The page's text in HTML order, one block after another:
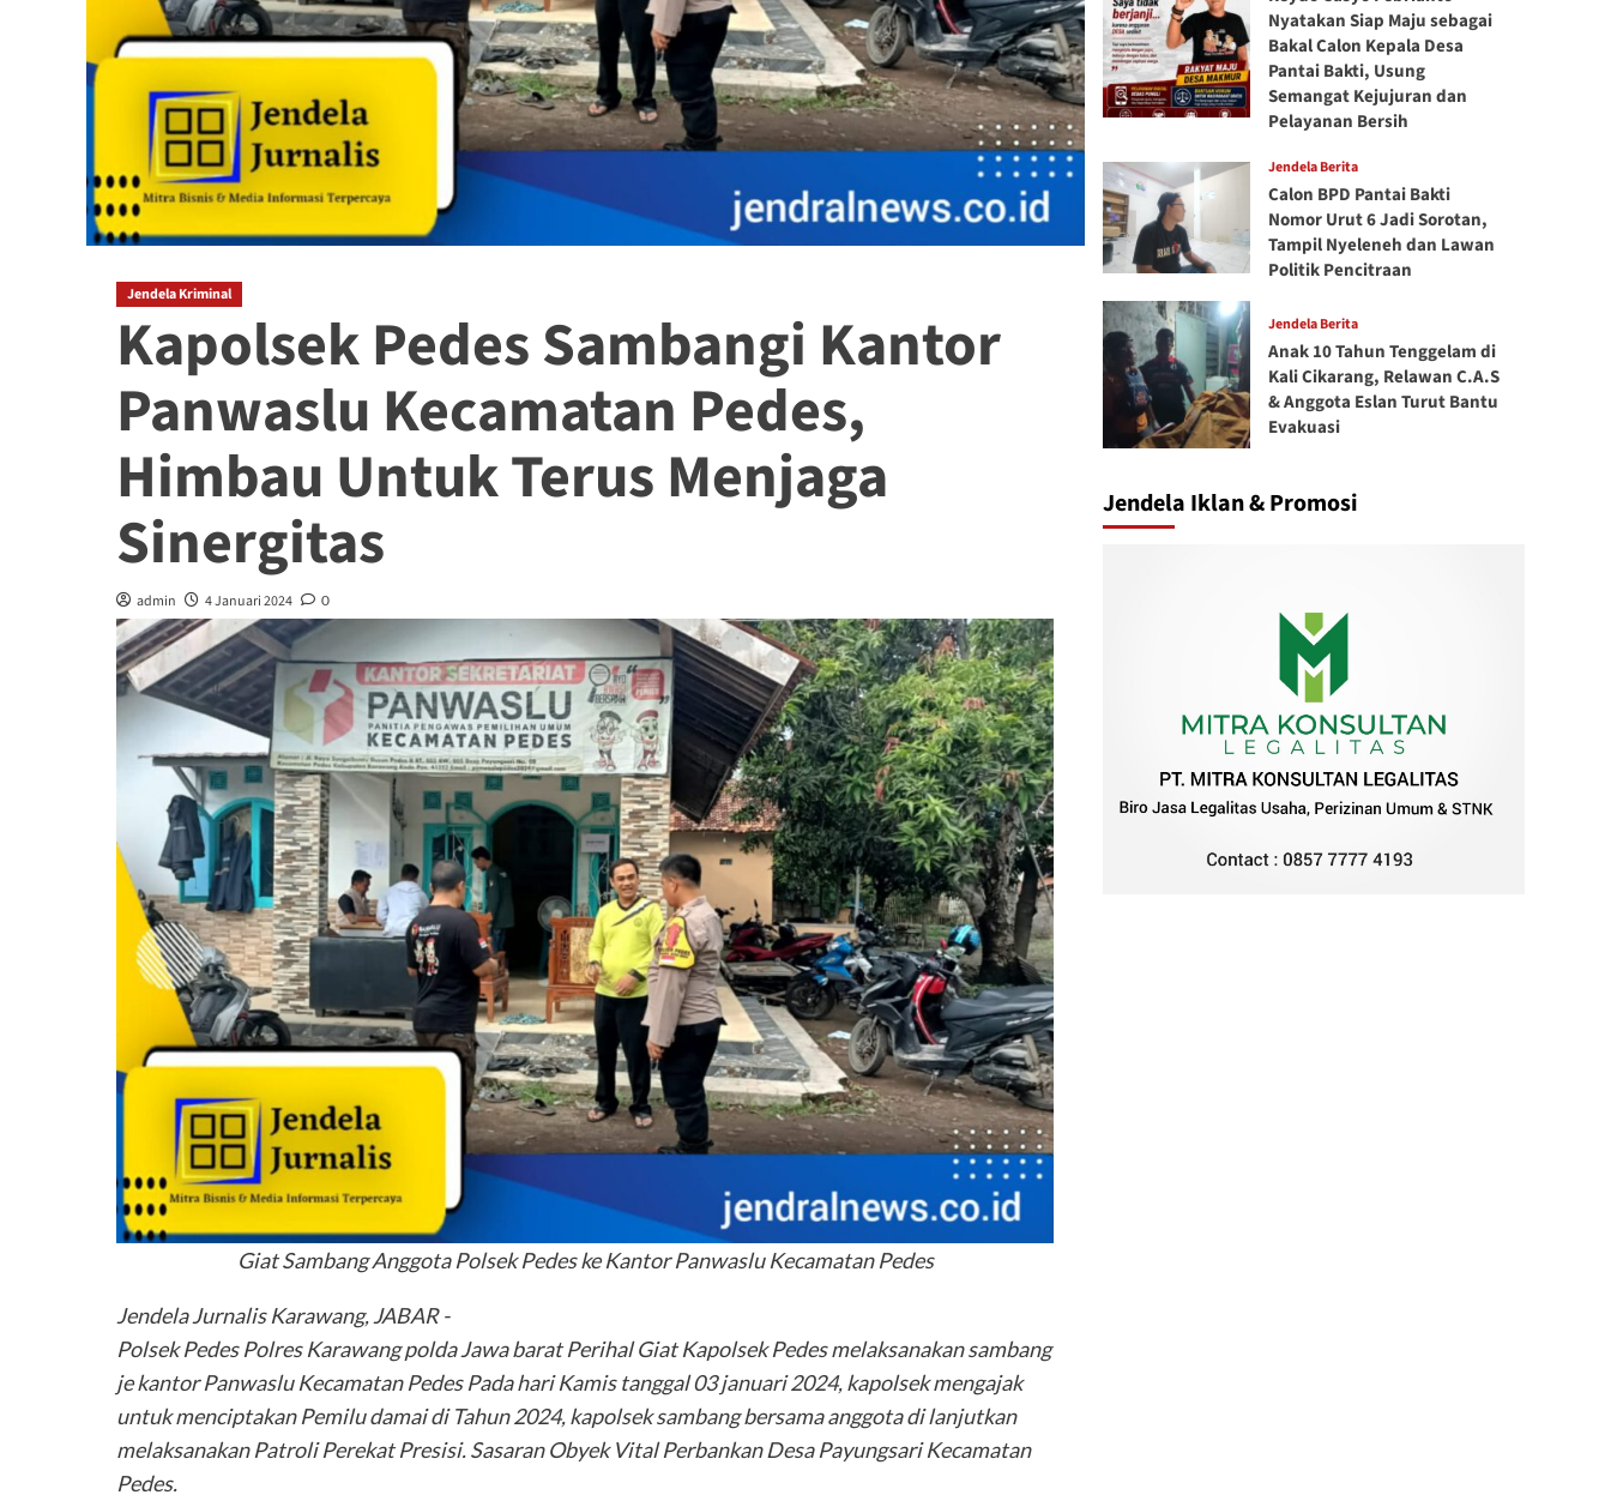
Jendela Kriminal
Kapolsek Pedes Sambangi Kantor
Panwaslu Kecamatan Pedes,
Himbau Untuk Terus Menjaga
Sinergitas
admin 4 Januari 2024 0
Giat Sambang Anggota Polsek Pedes ke Kantor Panwaslu Kecamatan Pedes
Jendela Jurnalis Karawang, JABAR -
Polsek Pedes Polres Karawang polda Jawa barat Perihal Giat Kapolsek Pedes melaksanakan sambang
je kantor Panwaslu Kecamatan Pedes Pada hari Kamis tanggal 03 januari 2024, kapolsek mengajak
untuk menciptakan Pemilu damai di Tahun 2024, kapolsek sambang bersama anggota di lanjutkan
melaksanakan Patroli Perekat Presisi. Sasaran Obyek Vital Perbankan Desa Payungsari Kecamatan
Pedes.
Nyatakan Siap Maju sebagai
Bakal Calon Kepala Desa
Pantai Bakti, Usung
Semangat Kejujuran dan
Pelayanan Bersih
Jendela Berita
Calon BPD Pantai Bakti
Nomor Urut 6 Jadi Sorotan,
Tampil Nyeleneh dan Lawan
Politik Pencitraan
Jendela Berita
Anak 10 Tahun Tenggelam di
Kali Cikarang, Relawan C.A.S
& Anggota Eslan Turut Bantu
Evakuasi
Jendela Iklan & Promosi